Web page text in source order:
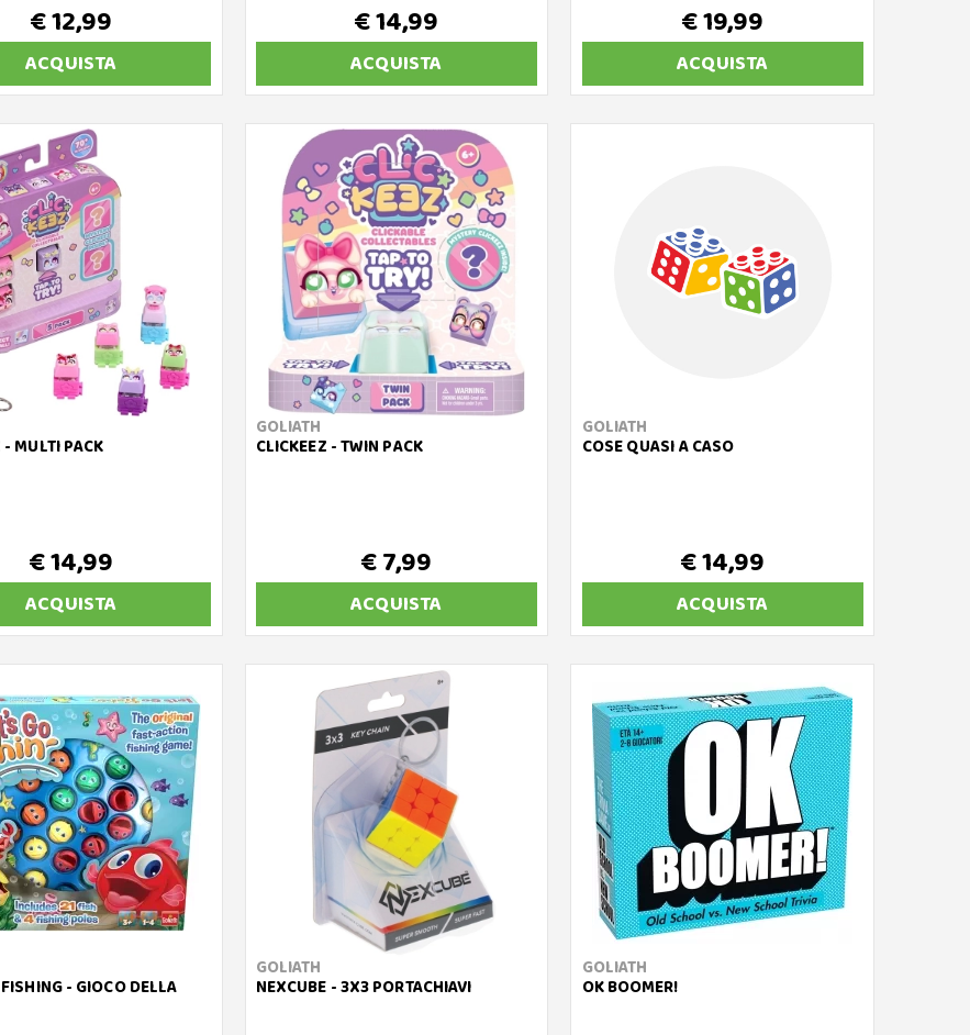
€ 12,99
ACQUISTA
€ 14,99
ACQUISTA
€ 19,99
ACQUISTA
- MULTI PACK
€ 14,99
ACQUISTA
GOLIATH
CLICKEEZ - TWIN PACK
€ 7,99
ACQUISTA
GOLIATH
COSE QUASI A CASO
€ 14,99
ACQUISTA
- GIOCO DELLA
GOLIATH
NEXCUBE - 3X3 PORTACHIAVI
GOLIATH
OK BOOMER!